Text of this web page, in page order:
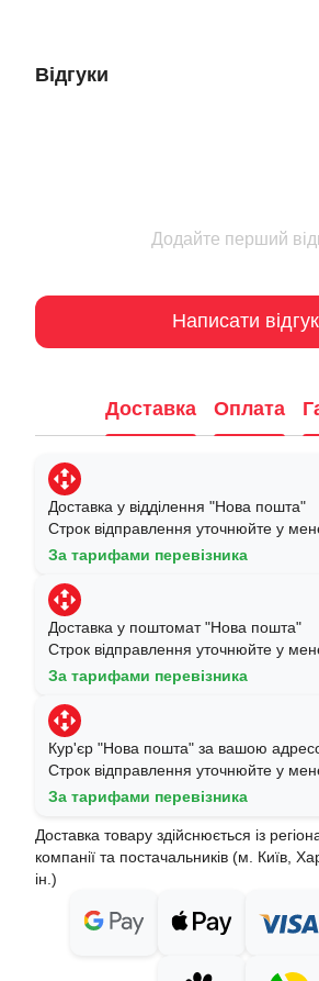
Відгуки
Додайте перший
Написати відгук
Доставка Оплата
Доставка у відділення "Нова пошта"
Строк відправлення уточнюйте у
За тарифами перевізника
Доставка у поштомат "Нова пошта"
Строк відправлення уточнюйте у
За тарифами перевізника
Кур'єр "Нова пошта" за вашою
Строк відправлення уточнюйте у
За тарифами перевізника
Доставка товару здійснюється із
компанії та постачальників (м. Київ,
ін.)